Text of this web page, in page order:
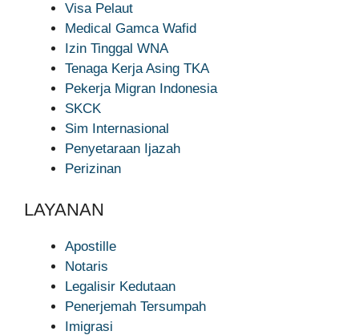
Visa Pelaut
Medical Gamca Wafid
Izin Tinggal WNA
Tenaga Kerja Asing TKA
Pekerja Migran Indonesia
SKCK
Sim Internasional
Penyetaraan Ijazah
Perizinan
LAYANAN
Apostille
Notaris
Legalisir Kedutaan
Penerjemah Tersumpah
Imigrasi